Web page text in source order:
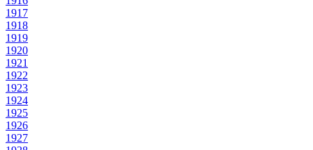
1917
1918
1919
1920
1921
1922
1923
1924
1925
1926
1927